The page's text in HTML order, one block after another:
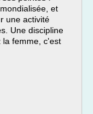
et
une activité
Une discipline
la femme, c'est